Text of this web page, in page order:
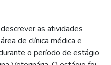
as atividades
de clínica médica e
o período de estágio